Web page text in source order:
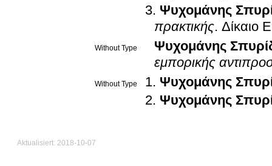
Ψυχομάνης
πρακτικής. Δίκαιο
Without Type
Ψυχομάνης
εμπορικής
Without Type
Ψυχομάνης
Ψυχομάνης
Aktualisiert: 2018-10-07